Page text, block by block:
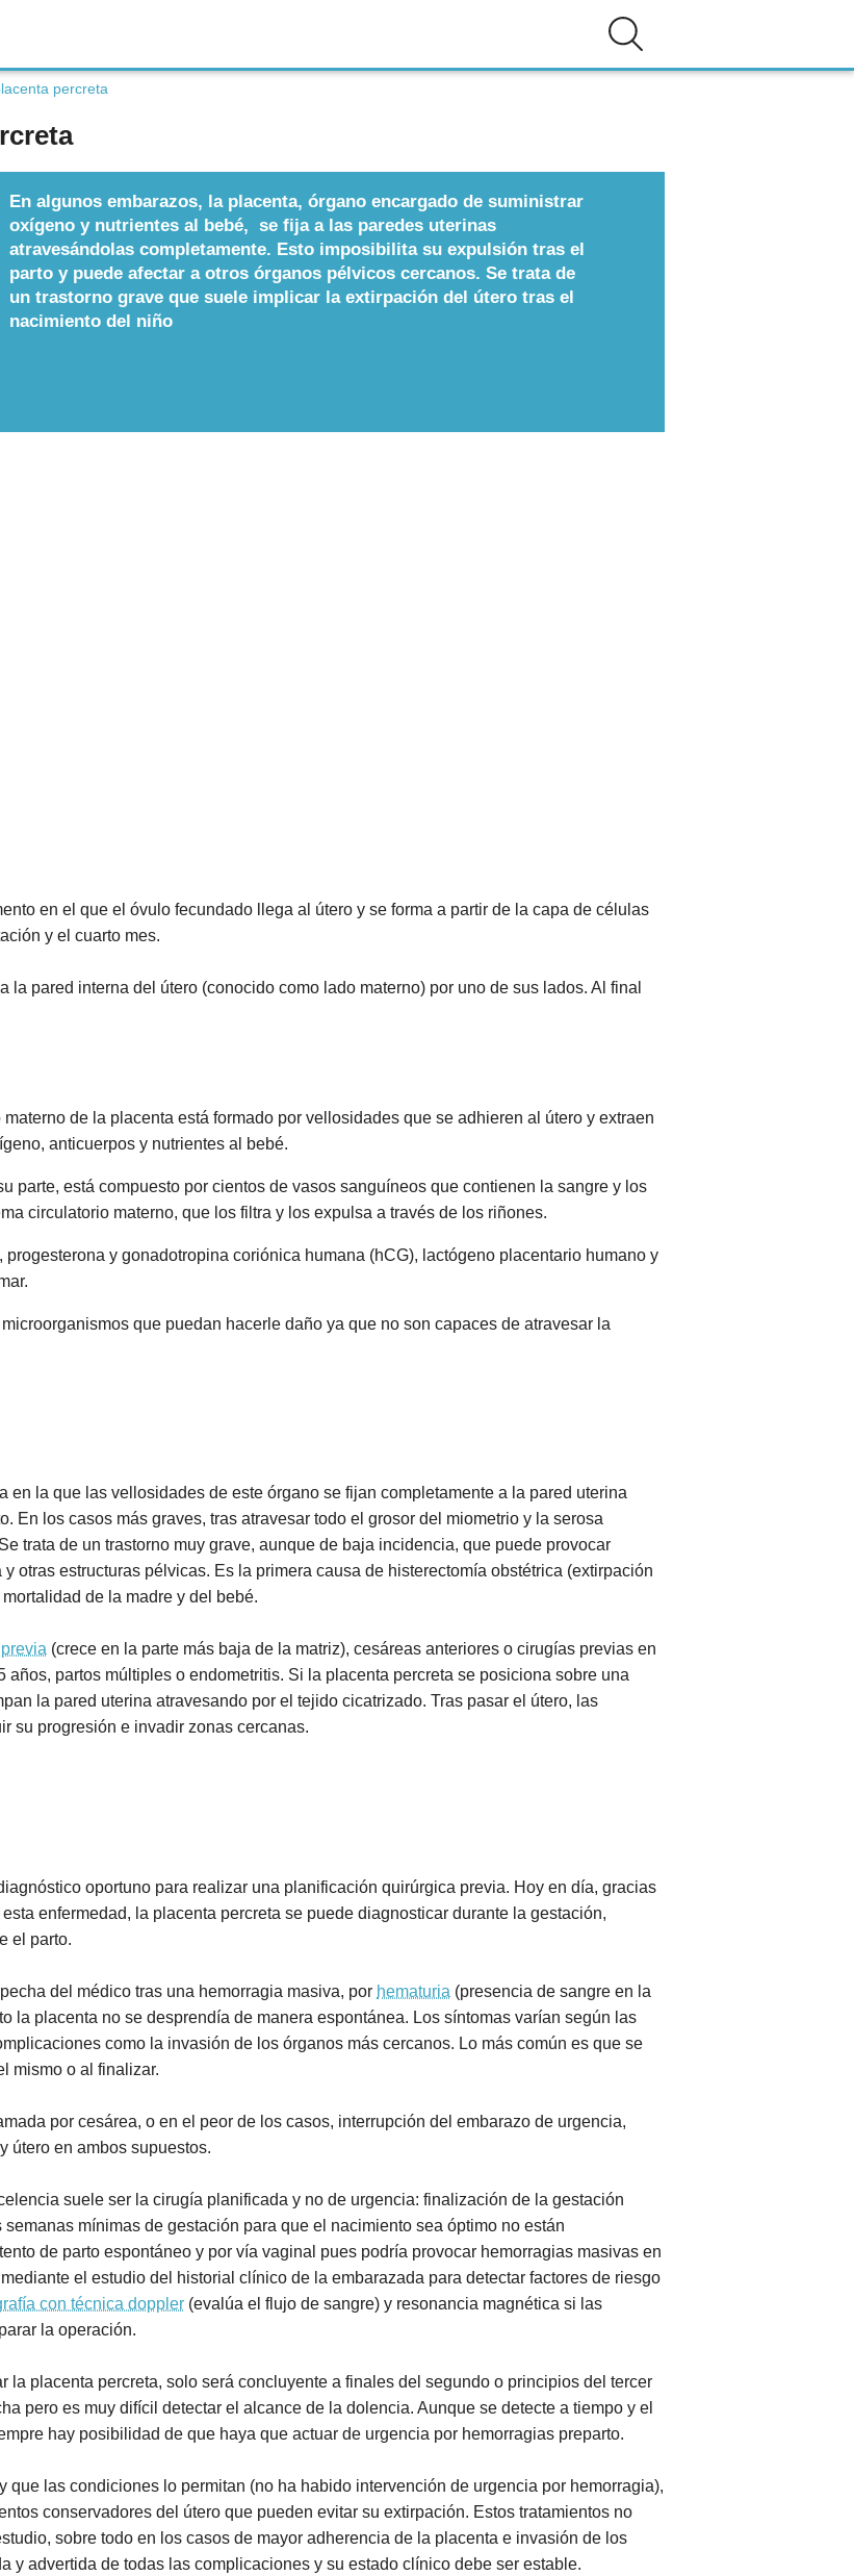
percreta
En algunos embarazos, la placenta, órgano encargado de suministrar
oxígeno y nutrientes al bebé, se fija a las paredes uterinas
atravesándolas completamente. Esto imposibilita su expulsión tras el
parto y puede afectar a otros órganos pélvicos cercanos. Se trata de
un trastorno grave que suele implicar la extirpación del útero tras el
nacimiento del niño
en el que el óvulo fecundado llega al útero y se forma a partir de la capa de células
y el cuarto mes.
la pared interna del útero (conocido como lado materno) por uno de sus lados. Al final
materno de la placenta está formado por vellosidades que se adhieren al útero y extraen
anticuerpos y nutrientes al bebé.
parte, está compuesto por cientos de vasos sanguíneos que contienen la sangre y los
circulatorio materno, que los filtra y los expulsa a través de los riñones.
progesterona y gonadotropina coriónica humana (hCG), lactógeno placentario humano y
que puedan hacerle daño ya que no son capaces de atravesar la
en la que las vellosidades de este órgano se fijan completamente a la pared uterina
En los casos más graves, tras atravesar todo el grosor del miometrio y la serosa
trata de un trastorno muy grave, aunque de baja incidencia, que puede provocar
otras estructuras pélvicas. Es la primera causa de histerectomía obstétrica (extirpación
de la madre y del bebé.
(crece en la parte más baja de la matriz), cesáreas anteriores o cirugías previas en
años, partos múltiples o endometritis. Si la placenta percreta se posiciona sobre una
la pared uterina atravesando por el tejido cicatrizado. Tras pasar el útero, las
su progresión e invadir zonas cercanas.
oportuno para realizar una planificación quirúrgica previa. Hoy en día, gracias
enfermedad, la placenta percreta se puede diagnosticar durante la gestación,
el parto.
del médico tras una hemorragia masiva, por hematuria (presencia de sangre en la
la placenta no se desprendía de manera espontánea. Los síntomas varían según las
como la invasión de los órganos más cercanos. Lo más común es que se
mismo o al finalizar.
por cesárea, o en el peor de los casos, interrupción del embarazo de urgencia,
útero en ambos supuestos.
suele ser la cirugía planificada y no de urgencia: finalización de la gestación
mínimas de gestación para que el nacimiento sea óptimo no están
de parto espontáneo y por vía vaginal pues podría provocar hemorragias masivas en
el estudio del historial clínico de la embarazada para detectar factores de riesgo
con técnica doppler (evalúa el flujo de sangre) y resonancia magnética si las
la operación.
la placenta percreta, solo será concluyente a finales del segundo o principios del tercer
pero es muy difícil detectar el alcance de la dolencia. Aunque se detecte a tiempo y el
hay posibilidad de que haya que actuar de urgencia por hemorragias preparto.
que las condiciones lo permitan (no ha habido intervención de urgencia por hemorragia),
conservadores del útero que pueden evitar su extirpación. Estos tratamientos no
sobre todo en los casos de mayor adherencia de la placenta e invasión de los
y advertida de todas las complicaciones y su estado clínico debe ser estable.